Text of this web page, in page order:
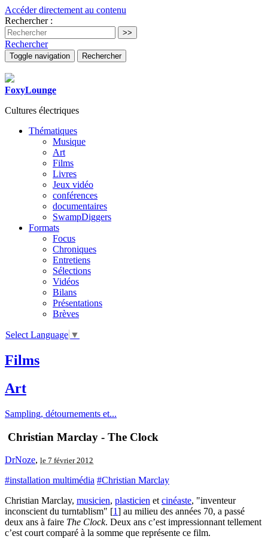
Accéder directement au contenu
Rechercher :
Rechercher
Toggle navigation Rechercher
FoxyLounge
Cultures électriques
Thématiques
Musique
Art
Films
Livres
Jeux vidéo
conférences
documentaires
SwampDiggers
Formats
Focus
Chroniques
Entretiens
Sélections
Vidéos
Bilans
Présentations
Brèves
Select Language ▼
Films
Art
Sampling, détournements et...
Christian Marclay - The Clock
DrNoze, le 7 février 2012
#installation multimédia #Christian Marclay
Christian Marclay, musicien, plasticien etcinéaste, "inventeur
inconscient du turntablism" [1] au milieu des années 70, a passé
deux ans à faire The Clock. Deux ans c’est impressionnant tellement
c’est court comparé à la somme que représente ce film.